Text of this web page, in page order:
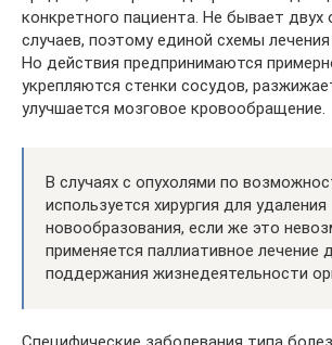
конкретного пациента. Не бывает двух
случаев, поэтому единой схемы
Но действия предпринимаются
укрепляются стенки сосудов,
улучшается мозговое кровообращение.
В случаях с опухолями по
используется хирургия для удаления
новообразования, если же это
применяется паллиативное лечение
поддержания жизнедеятельности